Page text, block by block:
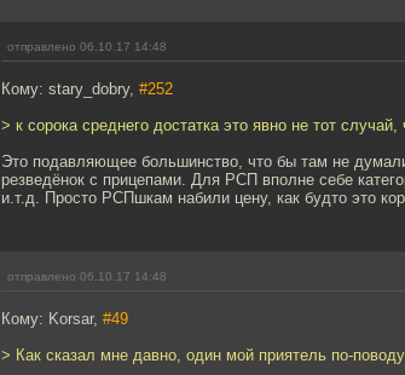
отправлено 06.10.17 14:48
Кому: stary_dobry, #252
> к сорока среднего достатка это явно не тот
Это подавляющее большинство, что бы там не
резведёнок с прицепами. Для РСП вполне себе
и.т.д. Просто РСПшкам набили цену, как будто это
отправлено 06.10.17 14:48
Кому: Korsar, #49
> Как сказал мне давно, один мой приятель по-